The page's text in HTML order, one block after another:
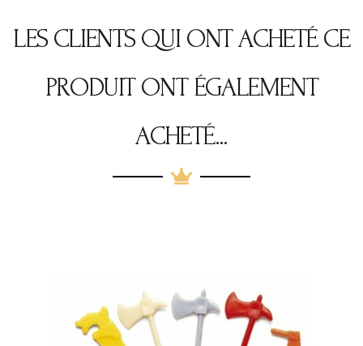
LES CLIENTS QUI ONT ACHETÉ CE
PRODUIT ONT ÉGALEMENT
ACHETÉ...